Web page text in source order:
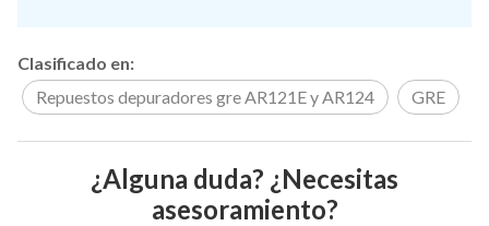
Clasificado en:
Repuestos depuradores gre AR121E y AR124
GRE
¿Alguna duda? ¿Necesitas
asesoramiento?